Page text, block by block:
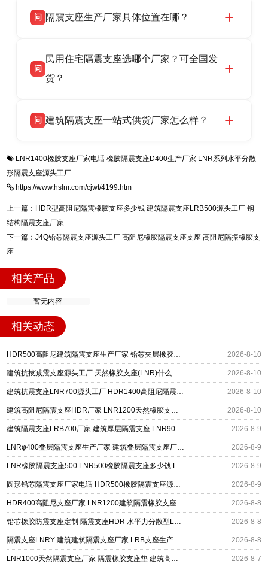
话：13323182312。
品资质齐全，每批次产品均配有正规第三方检测
货，厂家电话：13323182312，地址迎宾大街 9
号北方工业基地。
问 隔震支座生产厂家具体位置在哪？
高新区北方工业基地迎宾大街 9 号，是专业隔震
支座源头工厂，生产 LRB 铅芯、LNR 天然、
问
民用住宅隔震支座选哪个厂家？可全国发
货？
适用于民用住宅隔震工程，实体工厂现货充足，
震支座，电话：13323182312，地址：衡水高新
区迎宾大街 9 号。
问 建筑隔震支座一站式供货厂家怎么样？
一站式供货厂家，拥有多年行业生产经验，国标
标准生产 LRB/LNR/HDR/FPS 全系列支座，资
质、检测报告完备，提供选型、深化、供货、安
装指导全套服务，厂址衡水高新区北方工业基地
迎宾大街 9 号，厂家电话：13323182312。
LNR1400橡胶支座厂家电话 橡胶隔震支座D400生产厂家 LNR系列水平分散
形隔震支座源头工厂
https://www.hslnr.com/cjwt/4199.htm
上一篇：HDR型高阻尼隔震橡胶支座多少钱 建筑隔震支座LRB500源头工厂 钢
结构隔震支座厂家
下一篇：J4Q铅芯隔震支座源头工厂 高阻尼橡胶隔震支座支座 高阻尼隔振橡胶支
座
相关产品
暂无内容
相关动态
HDR500高阻尼建筑隔震支座生产厂家 铅芯夹层橡胶隔震支座生产厂家 LNR水平力分散型支座厂家电话 2026-8-10
建筑抗拔减震支座源头工厂 天然橡胶支座(LNR)什么价格 LRB1300铅芯橡胶隔震支座源头工厂 2026-8-10
建筑抗震支座LNR700源头工厂 HDR1400高阻尼隔震支座多少钱 建筑隔震支座1型厂家 2026-8-10
建筑高阻尼隔震支座HDR厂家 LNR1200天然橡胶支座多少钱 建筑减震隔震支座多少钱 2026-8-10
建筑隔震支座LRB700厂家 建筑厚层隔震支座 LNR900天然橡胶隔震支座 2026-8-9
LNRφ400叠层隔震支座生产厂家 建筑叠层隔震支座厂家 房屋减隔震支座厂家 2026-8-9
LNR橡胶隔震支座500 LNR500橡胶隔震支座多少钱 LNR600橡胶支座厂家电话 2026-8-9
圆形铅芯隔震支座厂家电话 HDR500橡胶隔震支座源头工厂 LNR600天然橡胶支座多少钱 2026-8-9
HDR400高阻尼支座厂家 LNR1200建筑隔震橡胶支座生产加工 建筑LRB400的抗震支座 2026-8-8
铅芯橡胶防震支座定制 隔震支座HDR 水平力分散型LNR隔震支座厂家电话 2026-8-8
隔震支座LNRY 建筑建筑隔震支座厂家 LRB支座生产厂家 2026-8-8
LNR1000天然隔震支座厂家 隔震橡胶支座垫 建筑高阻尼支座生产厂家 2026-8-7